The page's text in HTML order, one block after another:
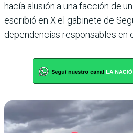
hacía alusión a una facción de
escribió en X el gabinete de
dependencias responsables en